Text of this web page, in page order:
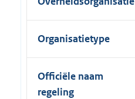
Organisatietype
Officiële naam
regeling